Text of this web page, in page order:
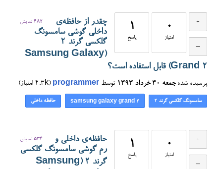
0
امتیاز
1
پاسخ
482 نمایش
چقدر از حافظه‌ی
داخلی گوشی سامسونگ
گلکسی گرند 2
(Samsung Galaxy
Grand 2) قابل استفاده است؟
پرسیده شده جمعه ۳۰ خرداد ۱۳۹۳ توسط programmer
(
4.3k امتیاز)
سامسونگ گلکسی گرند 2 samsung galaxy grand 2 حافظه داخلی
0
امتیاز
1
پاسخ
534 نمایش
حافظه‌ی داخلی و
رم گوشی سامسونگ گلکسی
گرند 2 (Samsung